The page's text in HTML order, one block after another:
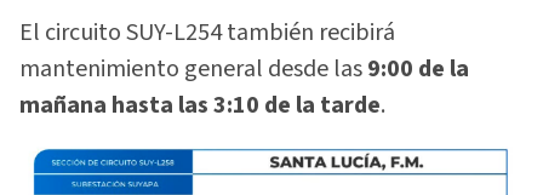
El circuito SUY-L254 también recibirá
mantenimiento general desde las9:00 de la
mañana hasta las 3:10 de la tarde.